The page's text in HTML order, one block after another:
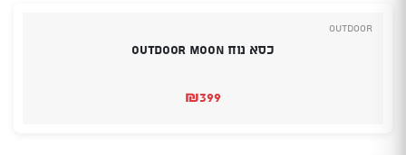
Outdoor
כסא נוח OUTDOOR MOON
₪399